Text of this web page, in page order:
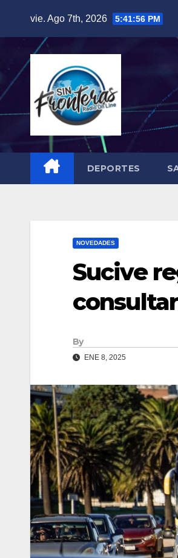
vie. Ago 7th, 2026 5:41:57 PM
DEPORTES
NOVEDADES
Sucive
By
ENE 8, 2025